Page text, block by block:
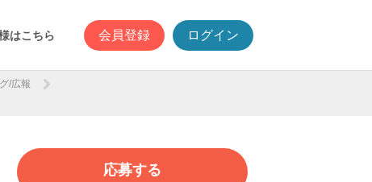
はこちら 会員登録 ログイン
/広報
応募する